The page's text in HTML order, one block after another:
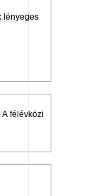
lényeges
félévközi